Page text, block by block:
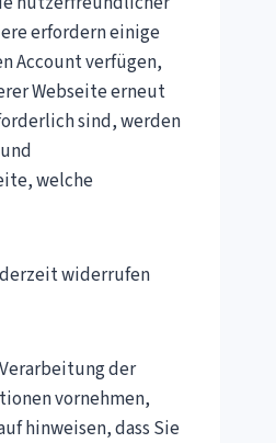
erfordern einige
Account verfügen,
Webseite erneut
sind, werden
welche
widerrufen
der
vornehmen,
hinweisen, dass Sie